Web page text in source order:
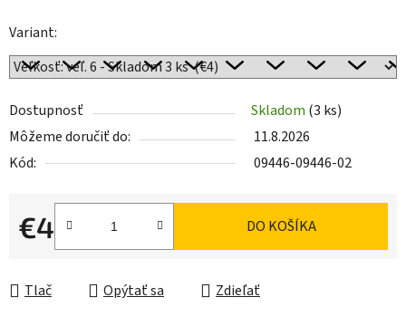
Variant:
Dostupnosť Skladom (3 ks)
Môžeme doručiť do:
11.8.2026
Kód:
09446-09446-02
€4
Jednotková cena:
DO KOŠÍKA
Tlač Opýtať sa Zdieľať